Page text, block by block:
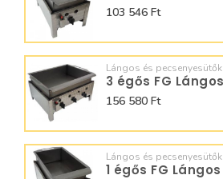
103 546 Ft
Lángos és pecsenyesütők
156 580 Ft
Lángos és pecsenyesütők